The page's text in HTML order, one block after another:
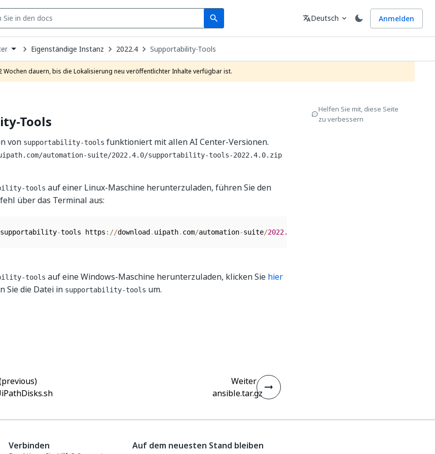
search
Search Sprache
translateDeutsch expand_more Anmelden
Eigenständige Instanz 2022.4 Supportability-Tools
Wochen dauern, bis die Lokalisierung neu veröffentlichter Inhalte verfügbar ist.
Tools
von supportability-tools funktioniert mit allen AI Center-Versionen.
automation-suite/2022.4.0/supportability-tools-2022.4.0.zip
tools auf einer Linux-Maschine herunterzuladen, führen Sie den
über das Terminal aus:
supportability-tools https : //download . uipath. com/automation-suite/2022.4
tools auf eine Windows-Maschine herunterzuladen, klicken Sie hier
Sie die Datei in supportability-tools um.
Helfen Sie mit, diese Seite
zu verbessern
Weiter
ansible.tar.gz
Verbinden Auf dem neuesten Stand bleiben